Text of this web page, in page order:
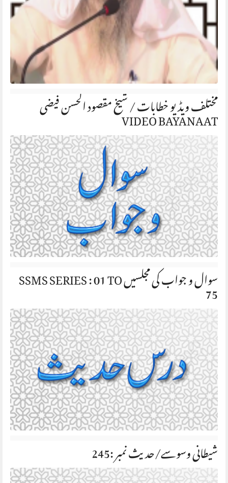
مختلف ویڈیو خطابات / شیخ مقصود الحسن فیضی
VIDEO BAYANAAT
سوال و جواب کی مجلسیں SSMS SERIES : 01 TO 75
شیطانی وسوسے/حديث نمبر :245